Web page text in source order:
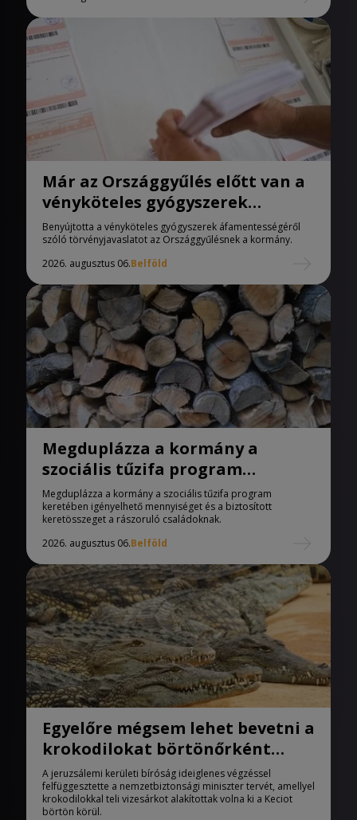
Már az Országgyűlés előtt van a
vényköteles gyógyszerek
áfamentességéről szóló
törvényjavaslat
Benyújtotta a vényköteles gyógyszerek áfamentességéről
szóló törvényjavaslatot az Országgyűlésnek a kormány.
2026. augusztus 06.Belföld
Megduplázza a kormány a
szociális tűzifa program
keretében igényelhető
mennyiséget
Megduplázza a kormány a szociális tűzifa program
keretében igényelhető mennyiséget és a biztosított
keretösszeget a rászoruló családoknak.
2026. augusztus 06.Belföld
Egyelőre mégsem lehet bevetni a
krokodilokat börtönőrként
Izraelben
A jeruzsálemi kerületi bíróság ideiglenes végzéssel
felfüggesztette a nemzetbiztonsági miniszter tervét, amellyel
krokodilokkal teli vizesárkot alakítottak volna ki a Keciot
börtön körül.